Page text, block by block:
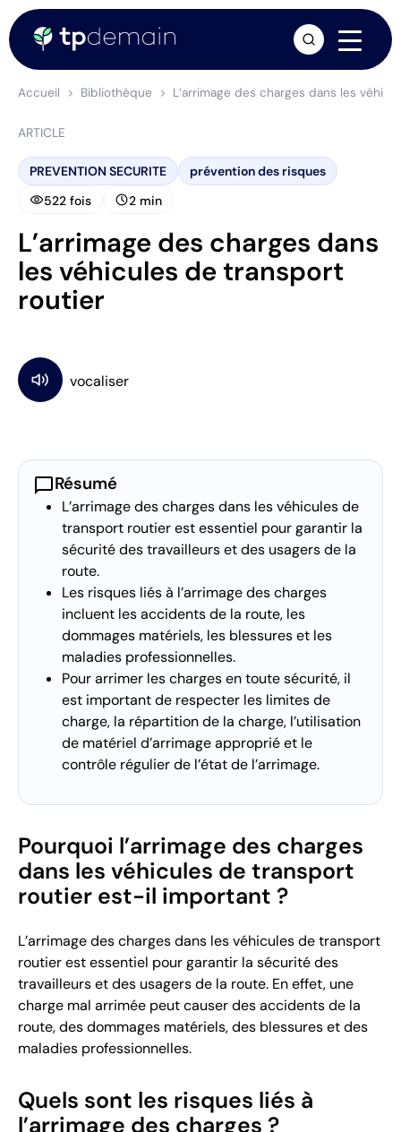
Accueil Bibliothèque L’arrimage des charges dans les
ARTICLE
PREVENTION SECURITE prévention des risques
visibility522 fois schedule2 min
L’arrimage des charges dans
les véhicules de transport
routier
chat_bubbleRésumé
L’arrimage des charges dans les véhicules de
transport routier est essentiel pour garantir la
sécurité des travailleurs et des usagers de la
route.
Les risques liés à l’arrimage des charges
incluent les accidents de la route, les
dommages matériels, les blessures et les
maladies professionnelles.
Pour arrimer les charges en toute sécurité, il
est important de respecter les limites de
charge, la répartition de la charge, l’utilisation
de matériel d’arrimage approprié et le
contrôle régulier de l’état de l’arrimage.
Pourquoi l’arrimage des charges
dans les véhicules de transport
routier est-il important ?
L’arrimage des charges dans les véhicules de transport
routier est essentiel pour garantir la sécurité des
travailleurs et des usagers de la route. En effet, une
charge mal arrimée peut causer des accidents de la
route, des dommages matériels, des blessures et des
maladies professionnelles.
Quels sont les risques liés à
l’arrimage des charges ?
arrow_forward